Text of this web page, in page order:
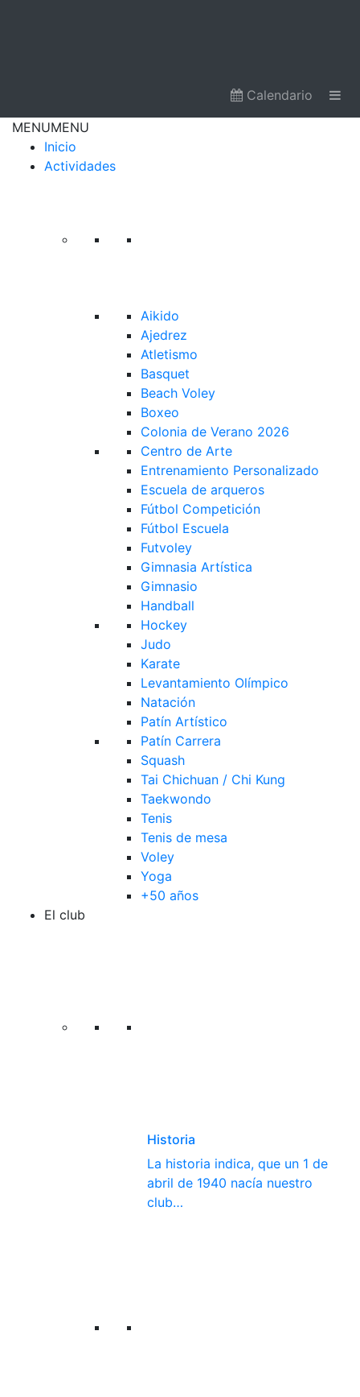
Calendario
MENUMENU
Inicio
Actividades
Aikido
Ajedrez
Atletismo
Basquet
Beach Voley
Boxeo
Colonia de Verano 2026
Centro de Arte
Entrenamiento Personalizado
Escuela de arqueros
Fútbol Competición
Fútbol Escuela
Futvoley
Gimnasia Artística
Gimnasio
Handball
Hockey
Judo
Karate
Levantamiento Olímpico
Natación
Patín Artístico
Patín Carrera
Squash
Tai Chichuan / Chi Kung
Taekwondo
Tenis
Tenis de mesa
Voley
Yoga
+50 años
El club
Historia
La historia indica, que un 1 de
abril de 1940 nacía nuestro
club…